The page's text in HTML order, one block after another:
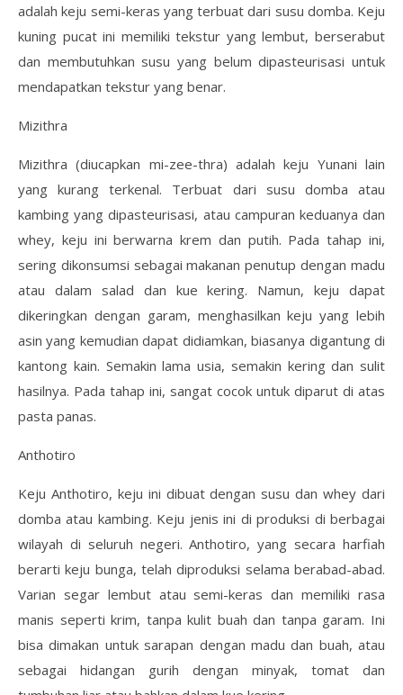
adalah keju semi-keras yang terbuat dari susu domba. Keju
kuning pucat ini memiliki tekstur yang lembut, berserabut
dan membutuhkan susu yang belum dipasteurisasi untuk
mendapatkan tekstur yang benar.
Mizithra
Mizithra (diucapkan mi-zee-thra) adalah keju Yunani lain
yang kurang terkenal. Terbuat dari susu domba atau
kambing yang dipasteurisasi, atau campuran keduanya dan
whey, keju ini berwarna krem ​​dan putih. Pada tahap ini,
sering dikonsumsi sebagai makanan penutup dengan madu
atau dalam salad dan kue kering. Namun, keju dapat
dikeringkan dengan garam, menghasilkan keju yang lebih
asin yang kemudian dapat didiamkan, biasanya digantung di
kantong kain. Semakin lama usia, semakin kering dan sulit
hasilnya. Pada tahap ini, sangat cocok untuk diparut di atas
pasta panas.
Anthotiro
Keju Anthotiro, keju ini dibuat dengan susu dan whey dari
domba atau kambing. Keju jenis ini di produksi di berbagai
wilayah di seluruh negeri. Anthotiro, yang secara harfiah
berarti keju bunga, telah diproduksi selama berabad-abad.
Varian segar lembut atau semi-keras dan memiliki rasa
manis seperti krim, tanpa kulit buah dan tanpa garam. Ini
bisa dimakan untuk sarapan dengan madu dan buah, atau
sebagai hidangan gurih dengan minyak, tomat dan